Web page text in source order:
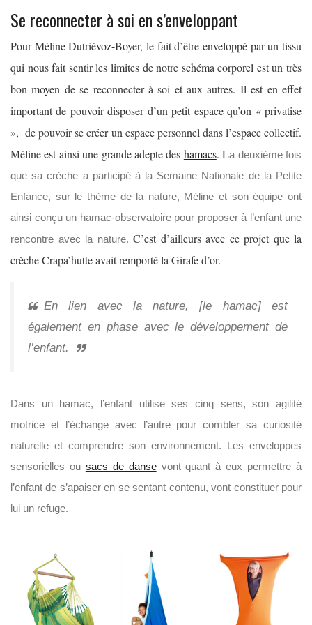
Se reconnecter à soi en s’enveloppant
Pour Méline Dutriévoz-Boyer, le fait d’être enveloppé par un tissu
qui nous fait sentir les limites de notre schéma corporel est un très
bon moyen de se reconnecter à soi et aux autres. Il est en effet
important de pouvoir disposer d’un petit espace qu’on « privatise
», de pouvoir se créer un espace personnel dans l’espace collectif.
Méline est ainsi une grande adepte des hamacs. La deuxième fois
que sa crèche a participé à la Semaine Nationale de la Petite
Enfance, sur le thème de la nature, Méline et son équipe ont
ainsi conçu un hamac-observatoire pour proposer à l’enfant une
rencontre avec la nature. C’est d’ailleurs avec ce projet que la
crèche Crapa’hutte avait remporté la Girafe d’or.
En lien avec la nature, [le hamac] est
également en phase avec le développement de
l’enfant.
Dans un hamac, l’enfant utilise ses cinq sens, son agilité
motrice et l’échange avec l’autre pour combler sa curiosité
naturelle et comprendre son environnement. Les enveloppes
sensorielles ou sacs de dansevont quant à eux permettre à
l’enfant de s’apaiser en se sentant contenu, vont constituer pour
lui un refuge.